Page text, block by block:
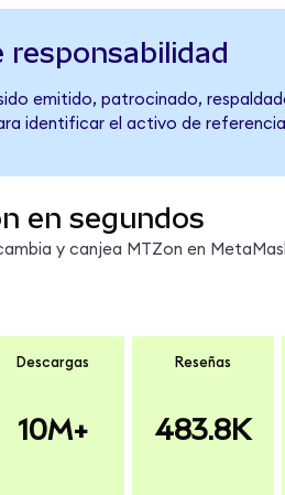
responsabilidad
emitido, patrocinado,
identificar el activo de
en segundos
y canjea MTZon en
Descargas
10M+
Reseñas
483.8K